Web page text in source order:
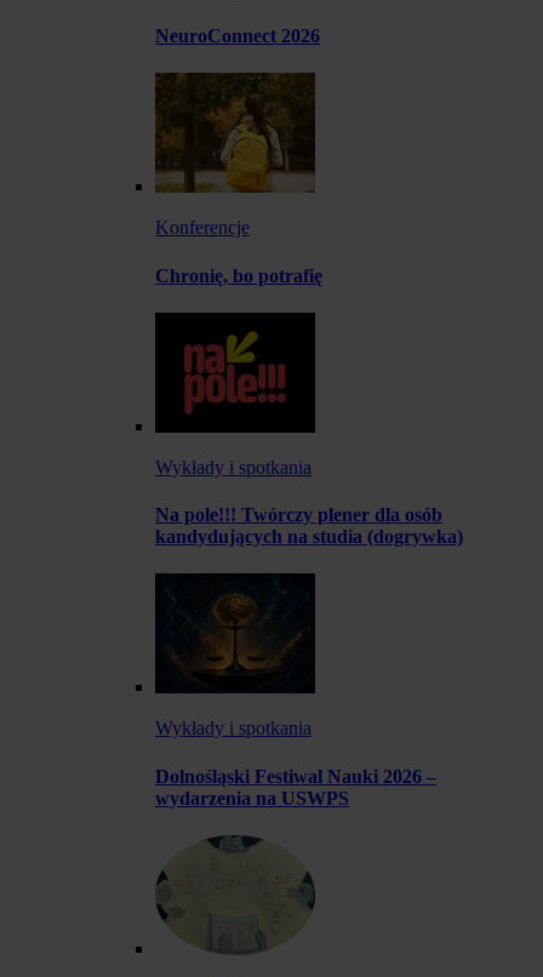
NeuroConnect 2026
Konferencje
Chronię, bo potrafię
Wykłady i spotkania
Na pole!!! Twórczy plener dla osób
kandydujących na studia (dogrywka)
Wykłady i spotkania
Dolnośląski Festiwal Nauki 2026 –
wydarzenia na USWPS